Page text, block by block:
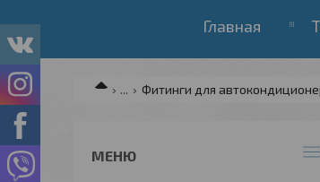
Главная
... Фитинги для